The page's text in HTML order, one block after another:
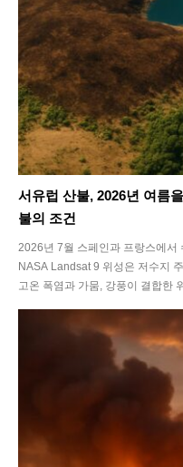
서유럽 산불, 2026년 여름
불의 조건
2026년 7월 스페인과 프랑스에서
NASA Landsat 9 위성은 저수지
고온 폭염과 가뭄, 강풍이 결합한